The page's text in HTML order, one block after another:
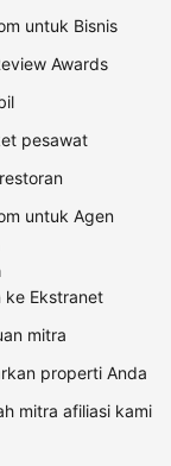
untuk Bisnis
Awards
pesawat
untuk Agen
ke Ekstranet
mitra
properti Anda
mitra afiliasi kami